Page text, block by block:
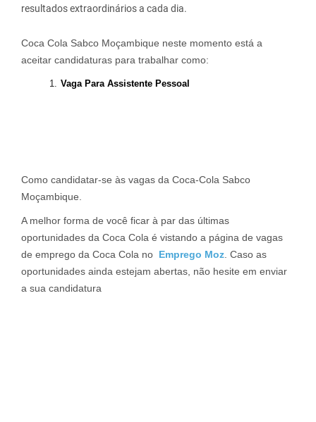
resultados extraordinários a cada dia.
Coca Cola Sabco Moçambique neste momento está a
aceitar candidaturas para trabalhar como:
Vaga Para Assistente Pessoal
Como candidatar-se às vagas da Coca-Cola Sabco
Moçambique.
A melhor forma de você ficar à par das últimas
oportunidades da Coca Cola é vistando a página de vagas
de emprego da Coca Cola no Emprego Moz . Caso as
oportunidades ainda estejam abertas, não hesite em enviar
a sua candidatura